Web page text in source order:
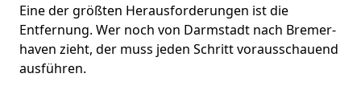
Eine der größten Herausforderungen ist die
Entfernung. Wer noch von Darmstadt nach Bremer­
haven zieht, der muss jeden Schritt vorausschauend
ausführen.